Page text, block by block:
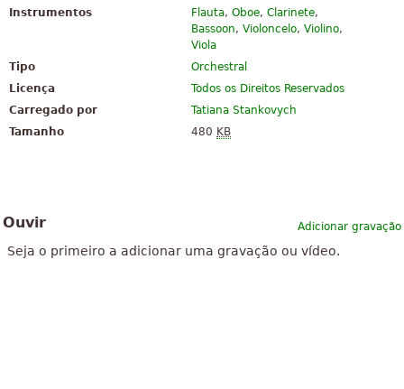
Instrumentos
Flauta,Oboe,Clarinete,
Bassoon,Violoncelo,Violino,
Viola
Tipo
Orchestral
Licença
Todos os Direitos Reservados
Carregado por
Tatiana Stankovych
Tamanho
480 KB
Adicionar gravação
Ouvir
Seja o primeiro a adicionar uma gravação ou vídeo.